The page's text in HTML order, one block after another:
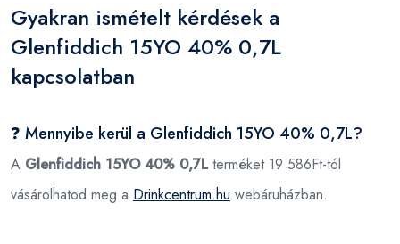
Gyakran ismételt kérdések a
Glenfiddich 15YO 40% 0,7L
kapcsolatban
❓ Mennyibe kerül a Glenfiddich 15YO 40% 0,7L?
A Glenfiddich 15YO 40% 0,7Lterméket 19 586Ft-tól
vásárolhatod meg a Drinkcentrum.hu webáruházban.